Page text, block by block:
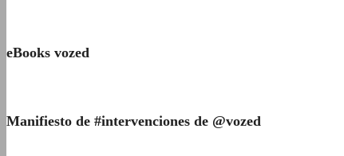
eBooks vozed
Manifiesto de #intervenciones de @vozed